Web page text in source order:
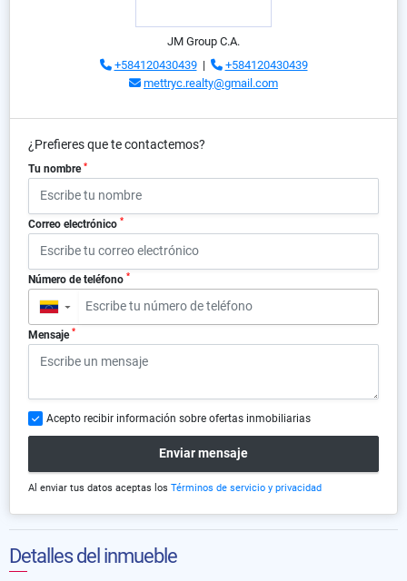
JM Group C.A.
+584120430439|
+584120430439
mettryc.realty@gmail.com
¿Prefieres que te contactemos?
Tu nombre *
Correo electrónico *
Número de teléfono *
▼
Mensaje *
Acepto recibir información sobre ofertas inmobiliarias
Enviar mensaje
Al enviar tus datos aceptas los Términos de servicio y privacidad
Detalles del inmueble